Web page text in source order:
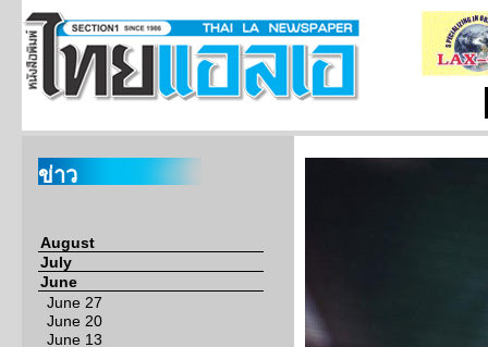
ข่าว
August
July
June
June 27
June 20
June 13